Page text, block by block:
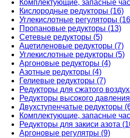
Комплектующие, запасные
Кислородные редукторы (16)
Углекислотные регуляторы
Пропановые редукторы (13)
Сетевые редукторы (5)
Ацетиленовые редукторы (7)
Углекислотные редукторы (5)
Аргоновые редукторы (4)
Азотные редукторы (4)
Гелиевые редукторы (7)
Редукторы для сжатого
Редукторы высокого
Двухступенчатые редукторы
Комплектующие, запасные
Редукторы для закиси азота
Аргоновые регулятры (9)